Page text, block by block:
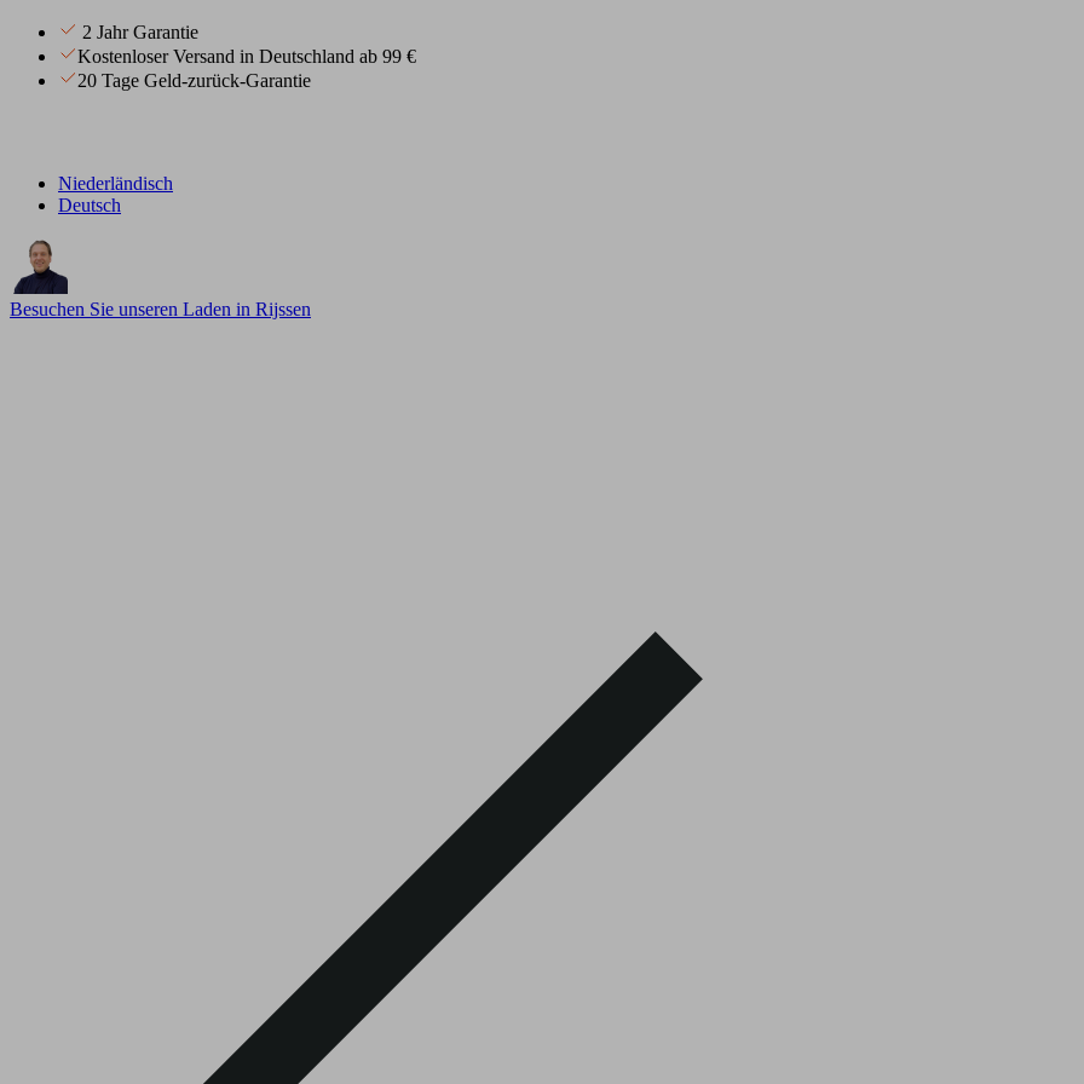
2 Jahr Garantie
Kostenloser Versand in Deutschland ab 99 €
20 Tage Geld-zurück-Garantie
Niederländisch
Deutsch
Besuchen Sie unseren Laden in Rijssen